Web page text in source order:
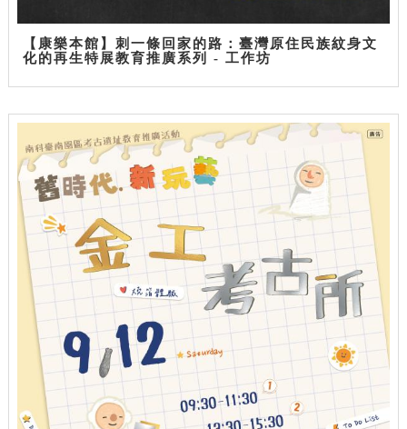
【康樂本館】刺一條回家的路：臺灣原住民族紋身文
化的再生特展教育推廣系列 - 工作坊